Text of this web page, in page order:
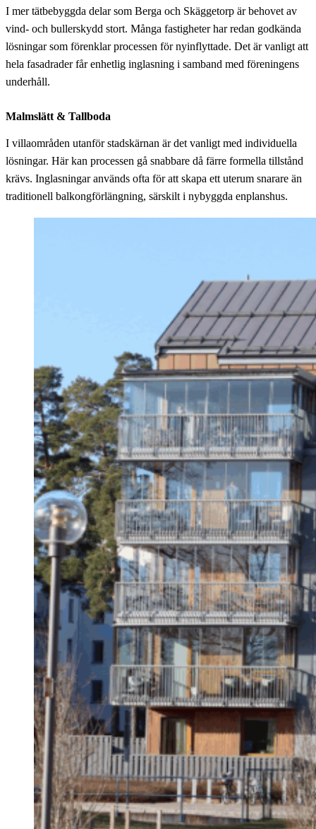
I mer tätbebyggda delar som Berga och Skäggetorp är behovet av
vind- och bullerskydd stort. Många fastigheter har redan godkända
lösningar som förenklar processen för nyinflyttade. Det är vanligt att
hela fasadrader får enhetlig inglasning i samband med föreningens
underhåll.
Malmslätt & Tallboda
I villaområden utanför stadskärnan är det vanligt med individuella
lösningar. Här kan processen gå snabbare då färre formella tillstånd
krävs. Inglasningar används ofta för att skapa ett uterum snarare än
traditionell balkongförlängning, särskilt i nybyggda enplanshus.